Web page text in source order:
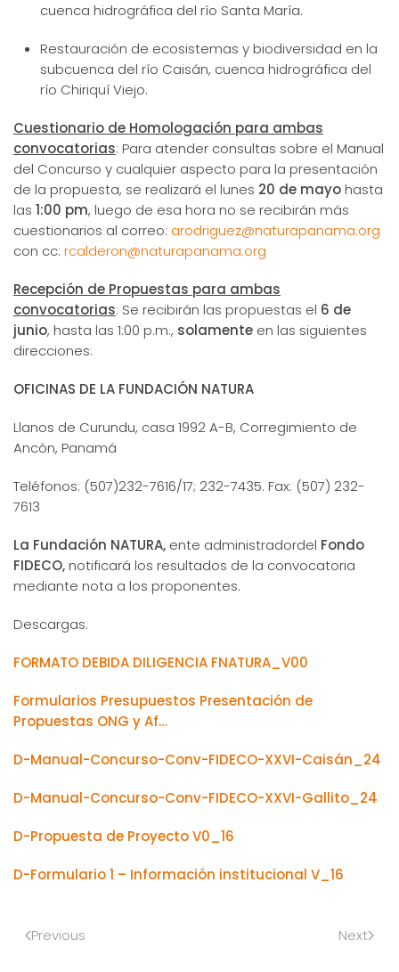
cuenca hidrográfica del río Santa María.
Restauración de ecosistemas y biodiversidad en la
subcuenca del río Caisán, cuenca hidrográfica del
río Chiriquí Viejo.
Cuestionario de Homologación para ambas
convocatorias: Para atender consultas sobre el Manual
del Concurso y cualquier aspecto para la presentación
de la propuesta, se realizará el lunes 20 de mayohasta
las 1:00 pm, luego de esa hora no se recibirán más
cuestionarios al correo: arodriguez@naturapanama.org
con cc: rcalderon@naturapanama.org
Recepción de Propuestas para ambas
convocatorias: Se recibirán las propuestas el 6 de
junio, hasta las 1:00 p.m., solamente en las siguientes
direcciones:
OFICINAS DE LA FUNDACIÓN NATURA
Llanos de Curundu, casa 1992 A-B, Corregimiento de
Ancón, Panamá
Teléfonos: (507)232-7616/17; 232-7435. Fax: (507) 232-
7613
La Fundación NATURA, ente administradordel Fondo
FIDECO,notificará los resultados de la convocatoria
mediante nota a los proponentes.
Descargas:
FORMATO DEBIDA DILIGENCIA FNATURA_V00
Formularios Presupuestos Presentación de
Propuestas ONG y Af…
D-Manual-Concurso-Conv-FIDECO-XXVI-Caisán_24
D-Manual-Concurso-Conv-FIDECO-XXVI-Gallito_24
D-Propuesta de Proyecto V0_16
D-Formulario 1 – Información institucional V_16
Previous Next